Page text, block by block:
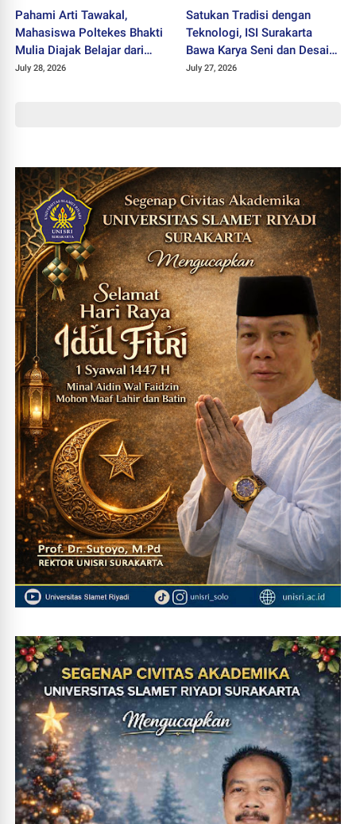
Pahami Arti Tawakal,
Mahasiswa Poltekes Bhakti
Mulia Diajak Belajar dari
Cicak
July 28, 2026
Satukan Tradisi dengan
Teknologi, ISI Surakarta
Bawa Karya Seni dan Desain
ke Tahir Solo Museum
July 27, 2026